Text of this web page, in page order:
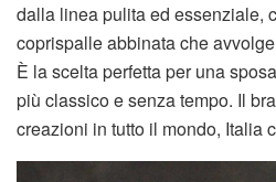
dalla linea pulita ed essenziale,
coprispalle abbinata che
È la scelta perfetta per una
più classico e senza tempo. Il
creazioni in tutto il mondo, Italia